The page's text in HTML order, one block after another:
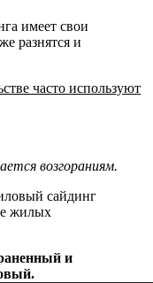
имеет свои
разнятся и
часто используют
возгораниям.
сайдинг
жилых
и